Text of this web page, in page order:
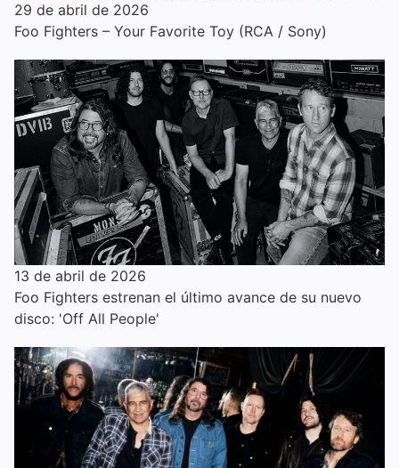
29 de abril de 2026
Foo Fighters – Your Favorite Toy (RCA / Sony)
13 de abril de 2026
Foo Fighters estrenan el último avance de su nuevo
disco: 'Off All People'